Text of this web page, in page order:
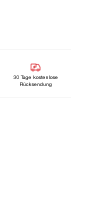
30 Tage kostenlose
Rücksendung